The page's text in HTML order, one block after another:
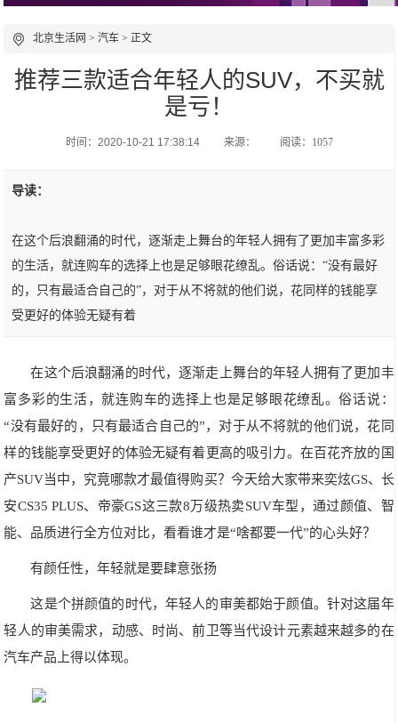
北京生活网 >汽车 > 正文
推荐三款适合年轻人的SUV，不买就
是亏！
时间：2020-10-21 17:38:14 来源： 阅读：1057
导读：
在这个后浪翻涌的时代，逐渐走上舞台的年轻人拥有了更加丰富多彩
的生活，就连购车的选择上也是足够眼花缭乱。俗话说：“没有最好
的，只有最适合自己的”，对于从不将就的他们说，花同样的钱能享
受更好的体验无疑有着
在这个后浪翻涌的时代，逐渐走上舞台的年轻人拥有了更加丰
富多彩的生活，就连购车的选择上也是足够眼花缭乱。俗话说：
“没有最好的，只有最适合自己的”，对于从不将就的他们说，花同
样的钱能享受更好的体验无疑有着更高的吸引力。在百花齐放的国
产SUV当中，究竟哪款才最值得购买？今天给大家带来奕炫GS、长
安CS35 PLUS、帝豪GS这三款8万级热卖SUV车型，通过颜值、智
能、品质进行全方位对比，看看谁才是“啥都要一代”的心头好？
有颜任性，年轻就是要肆意张扬
这是个拼颜值的时代，年轻人的审美都始于颜值。针对这届年
轻人的审美需求，动感、时尚、前卫等当代设计元素越来越多的在
汽车产品上得以体现。